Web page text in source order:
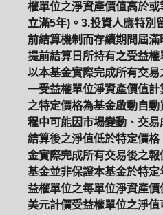
權單位之淨資產價值高於
立滿5年)。3.投資人應特別
前結算機制而存續期間屆
提前結算日所持有之受益
以本基金實際完成所有交
一受益權單位淨資產價值
之特定價格為基金啟動自
程中可能因市場變動、交
結算後之淨值低於特定價
金實際完成所有交易後之
基金並非保證本基金於特
益權單位之每單位淨資產
美元計價受益權單位之淨